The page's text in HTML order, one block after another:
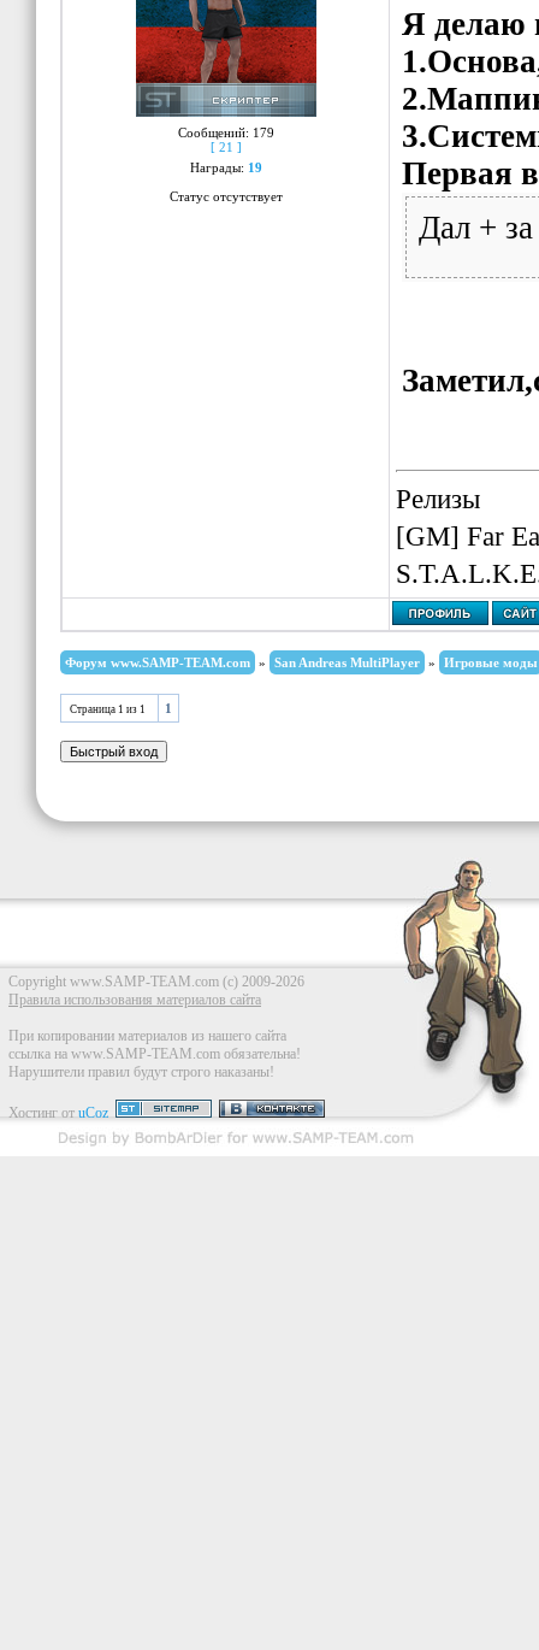
Сообщений: 179
[ 21 ]
Награды: 19
Статус отсутствует
Я делаю
Первая
Дал +
Релизы
[GM] Far
Форум www.SAMP-TEAM.com » San Andreas MultiPlayer » Игровые моды
Страница 1 из 1 1
Copyright www.SAMP-TEAM.com (c) 2009-2026
Правила использования материалов сайта
При копировании материалов из нашего сайта
ссылка на www.SAMP-TEAM.com обязательна!
Нарушители правил будут строго наказаны!
Хостинг от uCoz